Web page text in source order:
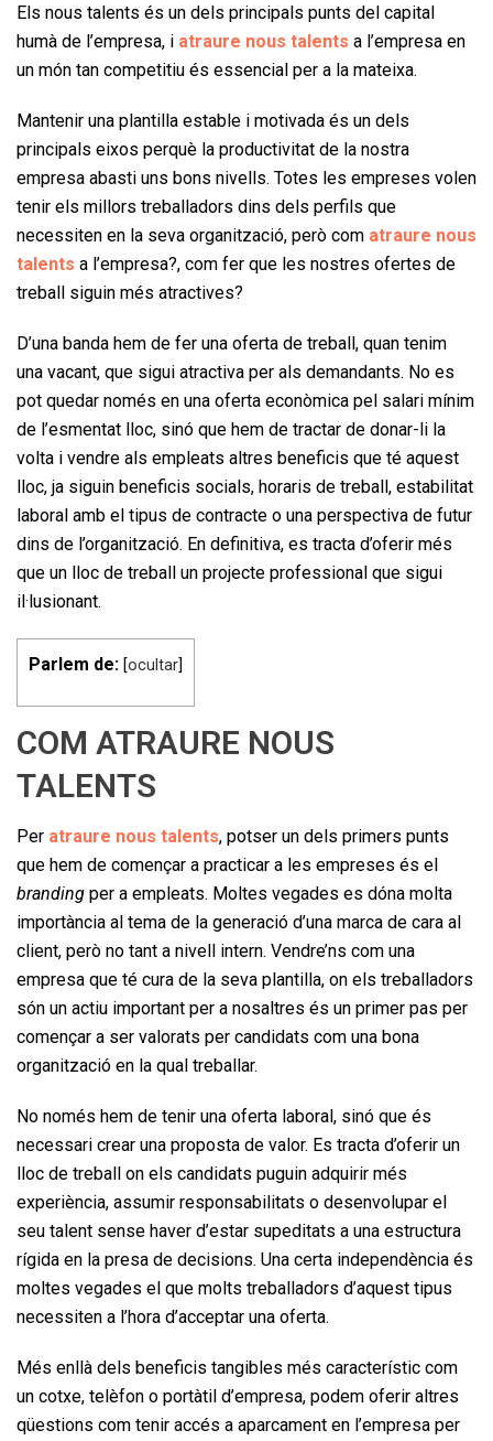
Els nous talents és un dels principals punts del capital
humà de l’empresa, i atraure nous talents a l’empresa en
un món tan competitiu és essencial per a la mateixa.
Mantenir una plantilla estable i motivada és un dels
principals eixos perquè la productivitat de la nostra
empresa abasti uns bons nivells. Totes les empreses volen
tenir els millors treballadors dins dels perfils que
necessiten en la seva organització, però com atraure nous
talents a l’empresa?, com fer que les nostres ofertes de
treball siguin més atractives?
D’una banda hem de fer una oferta de treball, quan tenim
una vacant, que sigui atractiva per als demandants. No es
pot quedar només en una oferta econòmica pel salari mínim
de l’esmentat lloc, sinó que hem de tractar de donar-li la
volta i vendre als empleats altres beneficis que té aquest
lloc, ja siguin beneficis socials, horaris de treball, estabilitat
laboral amb el tipus de contracte o una perspectiva de futur
dins de l’organització. En definitiva, es tracta d’oferir més
que un lloc de treball un projecte professional que sigui
il·lusionant.
Parlem de: [ocultar]
COM ATRAURE NOUS
TALENTS
Per atraure nous talents, potser un dels primers punts
que hem de començar a practicar a les empreses és el
branding per a empleats. Moltes vegades es dóna molta
importància al tema de la generació d’una marca de cara al
client, però no tant a nivell intern. Vendre’ns com una
empresa que té cura de la seva plantilla, on els treballadors
són un actiu important per a nosaltres és un primer pas per
començar a ser valorats per candidats com una bona
organització en la qual treballar.
No només hem de tenir una oferta laboral, sinó que és
necessari crear una proposta de valor. Es tracta d’oferir un
lloc de treball on els candidats puguin adquirir més
experiència, assumir responsabilitats o desenvolupar el
seu talent sense haver d’estar supeditats a una estructura
rígida en la presa de decisions. Una certa independència és
moltes vegades el que molts treballadors d’aquest tipus
necessiten a l’hora d’acceptar una oferta.
Més enllà dels beneficis tangibles més característic com
un cotxe, telèfon o portàtil d’empresa, podem oferir altres
qüestions com tenir accés a aparcament en l’empresa per